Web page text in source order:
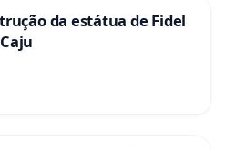
da estátua de Fidel